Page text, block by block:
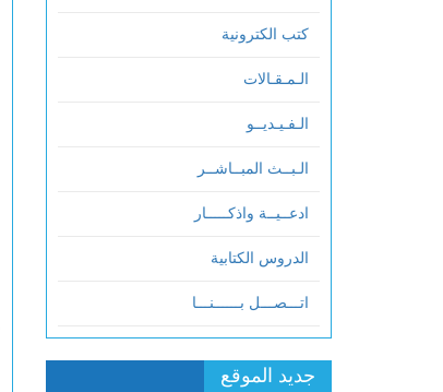
كتب الكترونية
الـمـقـالات
الـفـيـديــو
الـبــث المبــاشــر
ادعــيــة واذكـــــار
الدروس الكتابية
اتـــصـــل بــــــنـــا
جديد الموقع